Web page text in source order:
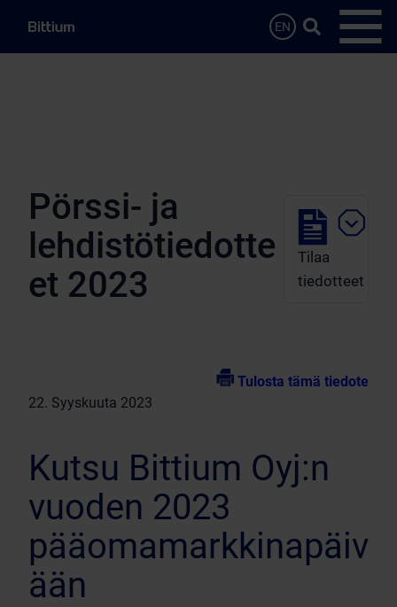
EN
Hae…
Avaa
Pörssi- ja
lehdistötiedotte
et 2023
Tilaa
tiedotteet
Tulosta tämä tiedote
22. Syyskuuta 2023
Kutsu Bittium Oyj:n
vuoden 2023
pääomamarkkinapäiv
ään